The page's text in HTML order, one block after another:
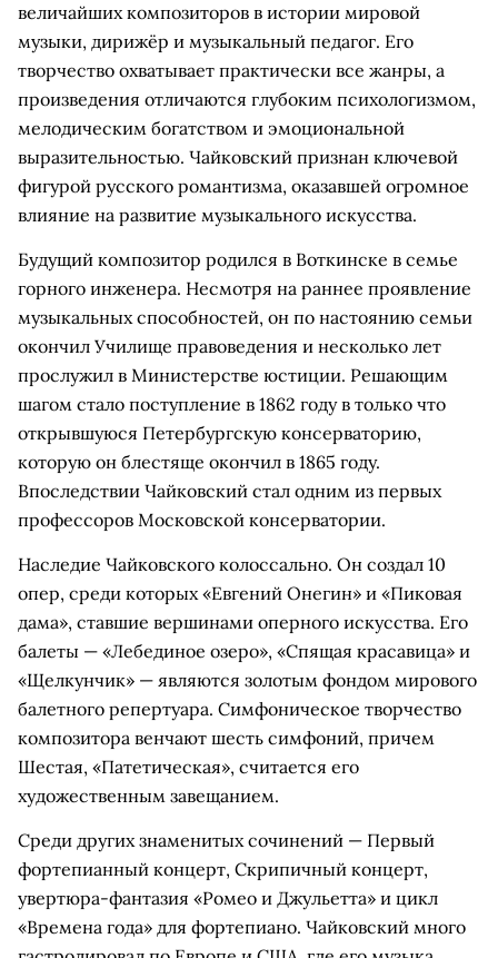
величайших композиторов в истории мировой
музыки, дирижёр и музыкальный педагог. Его
творчество охватывает практически все жанры, а
произведения отличаются глубоким психологизмом,
мелодическим богатством и эмоциональной
выразительностью. Чайковский признан ключевой
фигурой русского романтизма, оказавшей огромное
влияние на развитие музыкального искусства.
Будущий композитор родился в Воткинске в семье
горного инженера. Несмотря на раннее проявление
музыкальных способностей, он по настоянию семьи
окончил Училище правоведения и несколько лет
прослужил в Министерстве юстиции. Решающим
шагом стало поступление в 1862 году в только что
открывшуюся Петербургскую консерваторию,
которую он блестяще окончил в 1865 году.
Впоследствии Чайковский стал одним из первых
профессоров Московской консерватории.
Наследие Чайковского колоссально. Он создал 10
опер, среди которых «Евгений Онегин» и «Пиковая
дама», ставшие вершинами оперного искусства. Его
балеты — «Лебединое озеро», «Спящая красавица» и
«Щелкунчик» — являются золотым фондом мирового
балетного репертуара. Симфоническое творчество
композитора венчают шесть симфоний, причем
Шестая, «Патетическая», считается его
художественным завещанием.
Среди других знаменитых сочинений — Первый
фортепианный концерт, Скрипичный концерт,
увертюра-фантазия «Ромео и Джульетта» и цикл
«Времена года» для фортепиано. Чайковский много